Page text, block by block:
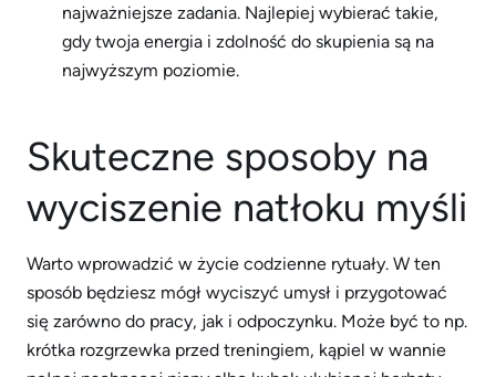
najważniejsze zadania. Najlepiej wybierać takie,
gdy twoja energia i zdolność do skupienia są na
najwyższym poziomie.
Skuteczne sposoby na
wyciszenie natłoku myśli
Warto wprowadzić w życie codzienne rytuały. W ten
sposób będziesz mógł wyciszyć umysł i przygotować
się zarówno do pracy, jak i odpoczynku. Może być to np.
krótka rozgrzewka przed treningiem, kąpiel w wannie